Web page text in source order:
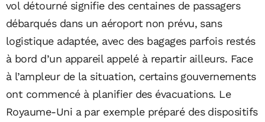
vol détourné signifie des centaines de passagers
débarqués dans un aéroport non prévu, sans
logistique adaptée, avec des bagages parfois restés
à bord d’un appareil appelé à repartir ailleurs. Face
à l’ampleur de la situation, certains gouvernements
ont commencé à planifier des évacuations. Le
Royaume-Uni a par exemple préparé des dispositifs